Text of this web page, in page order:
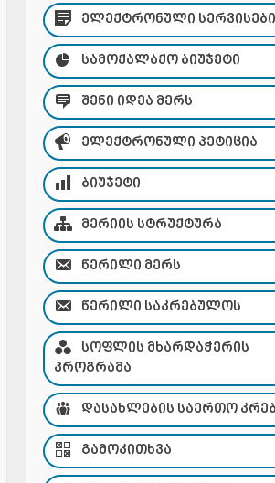
ᲔᲚᲔᲥᲢᲠᲝᲜᲣᲚᲘ ᲡᲔᲠᲕᲘᲡᲔᲑᲘ
ᲡᲐᲛᲝᲥᲐᲚᲐᲥᲝ ᲑᲘᲣᲯᲔᲢᲘ
ᲨᲔᲜᲘ ᲘᲓᲔᲐ ᲛᲔᲠᲡ
ᲔᲚᲔᲥᲢᲠᲝᲜᲣᲚᲘ ᲞᲔᲢᲘᲪᲘᲐ
ᲑᲘᲣᲯᲔᲢᲘ
ᲛᲔᲠᲘᲘᲡ ᲡᲢᲠᲣᲥᲢᲣᲠᲐ
ᲬᲔᲠᲘᲚᲘ ᲛᲔᲠᲡ
ᲬᲔᲠᲘᲚᲘ ᲡᲐᲙᲠᲔᲑᲣᲚᲝᲡ
ᲡᲝᲤᲚᲘᲡ ᲛᲮᲐᲠᲓᲐᲭᲔᲠᲘᲡ
ᲞᲠᲝᲒᲠᲐᲛᲐ
ᲓᲐᲡᲐᲮᲚᲔᲑᲘᲡ ᲡᲐᲔᲠᲗᲝ
ᲒᲐᲛᲝᲙᲘᲗᲮᲕᲐ